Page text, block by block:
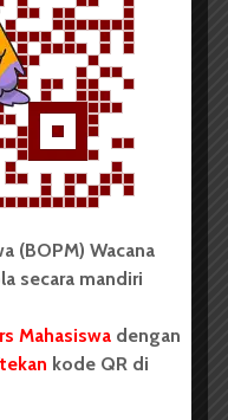
32:39
(BOPM) Wacana
secara mandiri
Mahasiswa dengan
tekan kode QR di